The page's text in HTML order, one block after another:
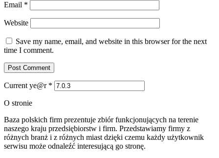
Email *
Website
Save my name, email, and website in this browser for the next
time I comment.
Current ye@r *
O stronie
Baza polskich firm prezentuje zbiór funkcjonujących na terenie
naszego kraju przedsiębiorstw i firm. Przedstawiamy firmy z
różnych branż i z różnych miast dzięki czemu każdy użytkownik
serwisu może odnaleźć interesującą go stronę.